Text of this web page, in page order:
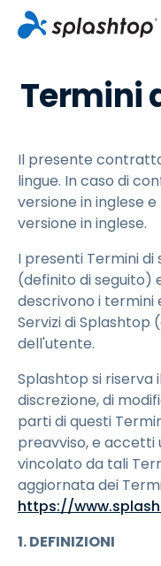
Termini
Il presente
lingue. In caso di
versione in inglese
versione in inglese.
I presenti Termini
(definito di seguito)
descrivono i termini
Servizi di Splashtop
dell'utente.
Splashtop si riserva
discrezione, di
parti di questi
preavviso, e accetti
vincolato da tali
aggiornata dei
https://
1. DEFINIZIONI